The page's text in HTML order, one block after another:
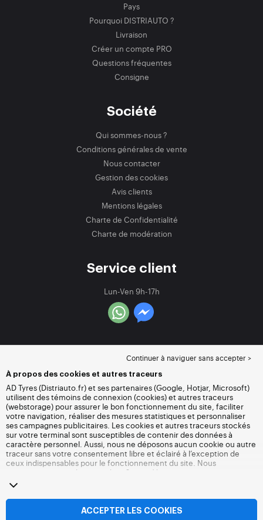
Pays
Pourquoi DISTRIAUTO ?
Livraison
Créer un compte PRO
Questions fréquentes
Consigne
Société
Qui sommes-nous ?
Conditions générales de vente
Nous contacter
Gestion des cookies
Avis clients
Mentions légales
Charte de Confidentialité
Charte de modération
Service client
Lun-Ven 9h-17h
Continuer à naviguer sans accepter >
À propos des cookies et autres traceurs
AD Tyres (Distriauto.fr) et ses partenaires (Google, Hotjar, Microsoft)
utilisent des témoins de connexion (cookies) et autres traceurs
(webstorage) pour assurer le bon fonctionnement du site, faciliter
votre navigation, réaliser des mesures statistiques et personnaliser
ses campagnes publicitaires. Les cookies et autres traceurs stockés
sur votre terminal sont susceptibles de contenir des données à
caractère personnel. Aussi, nous ne déposons aucun cookie ou autre
traceur sans votre consentement libre et éclairé à l’exception de
ceux indispensables pour le fonctionnement du site. Nous
conservons votre choix pendant 6 mois. Vous pouvez retirer votre
consentement à tout moment en vous rendant sur la
autres traceurs
accepter le dépôt de cookies ou autres traceurs. Le refus ne fait pas
obstacle à l’accès aux services Distriauto.fr. Pour plus d’informations,
ACCEPTER LES COOKIES